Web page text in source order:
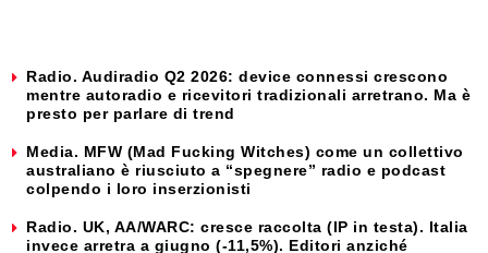
Radio. Audiradio Q2 2026: device connessi crescono
mentre autoradio e ricevitori tradizionali arretrano. Ma è
presto per parlare di trend
Media. MFW (Mad Fucking Witches) come un collettivo
australiano è riusciuto a “spegnere” radio e podcast
colpendo i loro inserzionisti
Radio. UK, AA/WARC: cresce raccolta (IP in testa). Italia
invece arretra a giugno (-11,5%). Editori anziché